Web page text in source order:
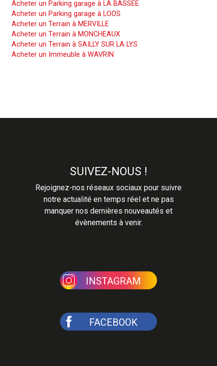
Acheter un Parking garage à LA BASSEE
Acheter un Parking garage à LOOS
Acheter un Terrain à MERVILLE
Acheter un Terrain à MONCHEAUX
Acheter un Terrain à SAILLY SUR LA LYS
Acheter un Immeuble à WAVRIN
SUIVEZ-NOUS !
Rejoignez-nos réseaux sociaux pour suivre
notre actualité en temps réel et ne pas
manquer nos dernières nouveautés et
évènements à venir.
INSTAGRAM
FACEBOOK